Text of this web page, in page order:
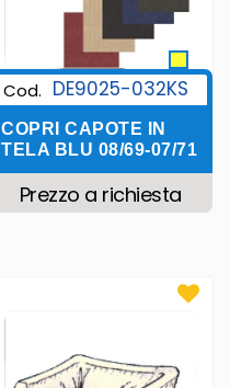
Cod. DE9025-032KS
COPRI CAPOTE IN
TELA BLU 08/69-07/71
Prezzo a richiesta